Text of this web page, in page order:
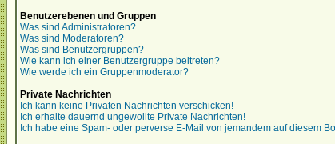
Benutzerebenen und Gruppen
Was sind Administratoren?
Was sind Moderatoren?
Was sind Benutzergruppen?
Wie kann ich einer Benutzergruppe beitreten?
Wie werde ich ein Gruppenmoderator?
Private Nachrichten
Ich kann keine Privaten Nachrichten verschicken!
Ich erhalte dauernd ungewollte Private Nachrichten!
Ich habe eine Spam- oder perverse E-Mail von jemandem auf diesem